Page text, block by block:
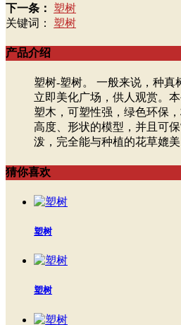
下一条：
塑树
关键词： 塑树
产品介绍
塑树-塑树。 一般来说，种真
立即美化广场，供人观赏。
塑木，可塑性强，绿色环保
高度、形状的模型，并且可
泼，完全能与种植的花草媲美
猜你喜欢
塑树
塑树